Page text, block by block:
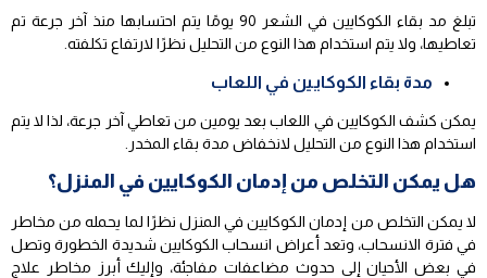
تبلغ مد بقاء الكوكايين في الشعر 90 يومًا يتم احتسابها منذ آخر جرعة تم
تعاطيها، ولا يتم استخدام هذا النوع من التحليل نظرًا لارتفاع تكلفته.
مدة بقاء الكوكايين في اللعاب
يمكن كشف الكوكايين في اللعاب بعد يومين من تعاطي آخر جرعة، لذا لا يتم
استخدام هذا النوع من التحليل لانخفاض مدة بقاء المخدر.
هل يمكن التخلص من إدمان الكوكايين في المنزل؟
لا يمكن التخلص من إدمان الكوكايين في المنزل نظرًا لما يحمله من مخاطر
في فترة الانسحاب، وتعد أعراض انسحاب الكوكايين شديدة الخطورة وتصل
في بعض الأحيان إلى حدوث مضاعفات مفاجئة، وإليك أبرز مخاطر علاج